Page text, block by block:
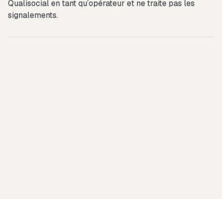
Qualisocial en tant qu’opérateur et ne traite pas les
signalements.